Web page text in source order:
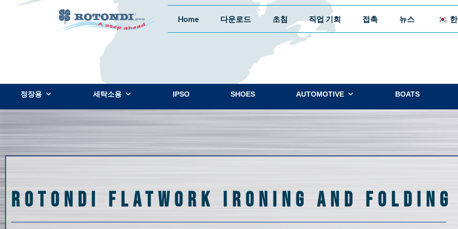
Home 다운로드 초침 직업 기회 접촉 뉴스
정장용 세탁소용 IPSO SHOES AUTOMOTIVE BOATS
ROTONDI FLATWORK IRONING AND FOLDING